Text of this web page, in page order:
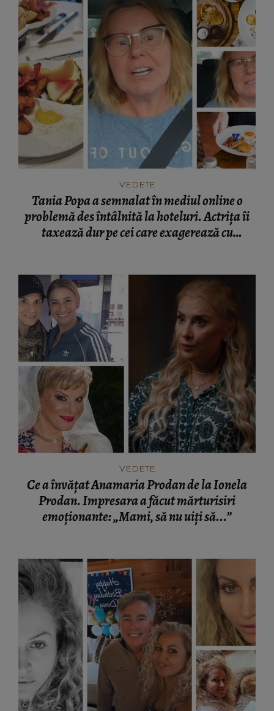
VEDETE
Tania Popa a semnalat în mediul online o
problemă des întâlnită la hoteluri. Actrița îi
taxează dur pe cei care exagerează cu
VEDETE
Ce a învățat Anamaria Prodan de la Ionela
Prodan. Impresara a făcut mărturisiri
emoționante: „Mami, să nu uiți să...”